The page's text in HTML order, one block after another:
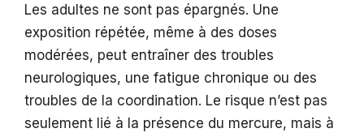
Les adultes ne sont pas épargnés. Une
exposition répétée, même à des doses
modérées, peut entraîner des troubles
neurologiques, une fatigue chronique ou des
troubles de la coordination. Le risque n’est pas
seulement lié à la présence du mercure, mais à